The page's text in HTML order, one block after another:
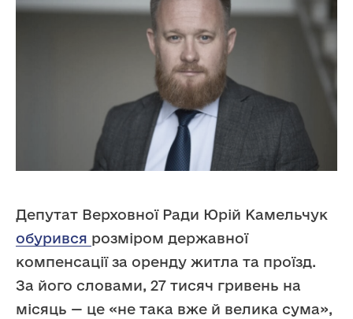
Депутат Верховної Ради Юрій Камельчук
обурився розміром державної
компенсації за оренду житла та проїзд.
За його словами, 27 тисяч гривень на
місяць — це «не така вже й велика сума»,